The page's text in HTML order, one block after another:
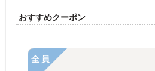
おすすめクーポン
全員